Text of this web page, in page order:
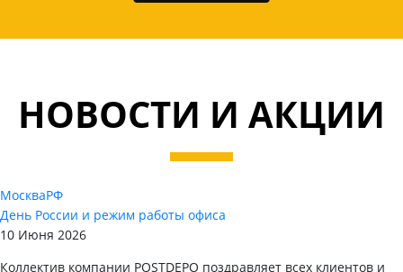
НОВОСТИ И АКЦИИ
МоскваРФ
День России и режим работы офиса
10 Июня 2026
Коллектив компании POSTDEPO поздравляет всех клиентов и